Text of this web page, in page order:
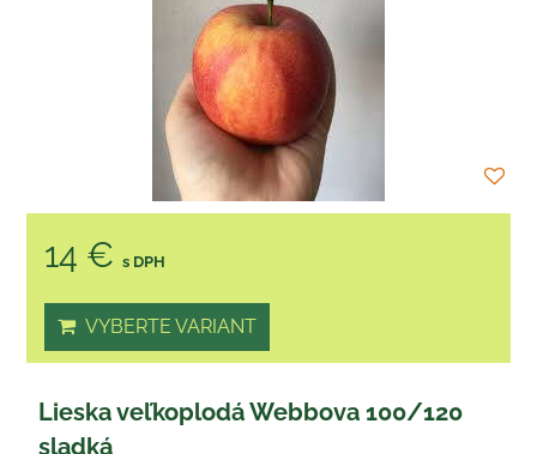
14 € s DPH
VYBERTE VARIANT
Lieska veľkoplodá Webbova 100/120
sladká